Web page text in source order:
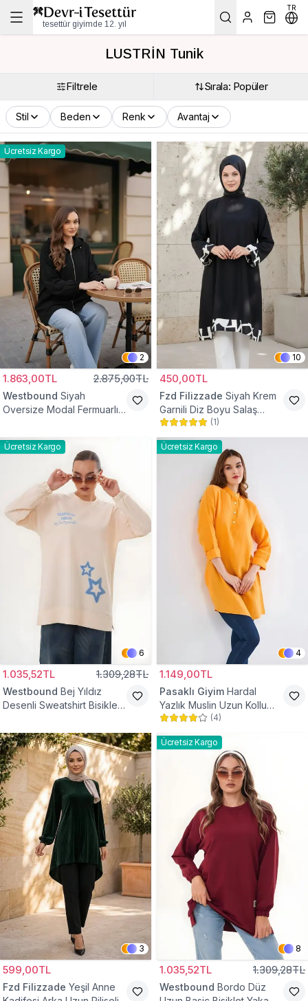
tesettür giyimde 12. yıl
TR
LUSTRİN Tunik
Filtrele Sırala: Popüler
Stil Beden Renk Avantaj
Ücretsiz Kargo
2
1.863,00TL 2.875,00TL
Westbound Siyah
Oversize Modal Fermuarlı
10
450,00TL
Fzd Filizzade Siyah Krem
Garnili Diz Boyu Salaş
Tunik
(1)
Ücretsiz Kargo
6
1.035,52TL 1.309,28TL
Westbound Bej Yıldız
Desenli Sweatshirt Bisiklet
Ücretsiz Kargo
4
1.149,00TL
Pasaklı Giyim Hardal
Yazlık Muslin Uzun Kollu
Hakim Yaka Cepli Tesettür
(4)
3
599,00TL
Fzd Filizzade Yeşil Anne
Ücretsiz Kargo
8
1.035,52TL 1.309,28TL
Westbound Bordo Düz